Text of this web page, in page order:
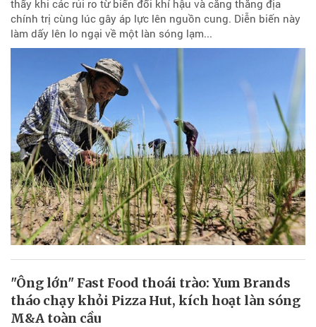
thấy khi các rủi ro từ biến đổi khí hậu và căng thẳng địa
chính trị cùng lúc gây áp lực lên nguồn cung. Diễn biến này
làm dấy lên lo ngại về một làn sóng lạm...
"Ông lớn" Fast Food thoái trào: Yum Brands
tháo chạy khỏi Pizza Hut, kích hoạt làn sóng
M&A toàn cầu